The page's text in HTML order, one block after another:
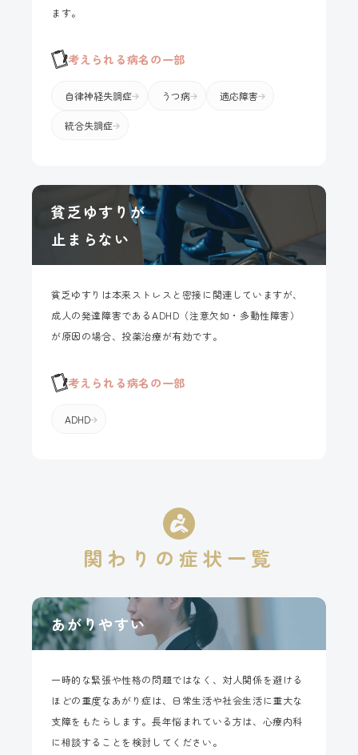
ます。
考えられる病名の一部
自律神経失調症 うつ病 適応障害
統合失調症
貧乏ゆすりは本来ストレスと密接に関連していますが、
成人の発達障害であるADHD（注意欠如・多動性障害）
が原因の場合、投薬治療が有効です。
考えられる病名の一部
ADHD
貧乏ゆすりが
止まらない
関わりの 症状一覧
一時的な緊張や性格の問題ではなく、対人関係を避ける
ほどの重度なあがり症は、日常生活や社会生活に重大な
支障をもたらします。長年悩まれている方は、心療内科
に相談することを検討してください。
あがりやすい